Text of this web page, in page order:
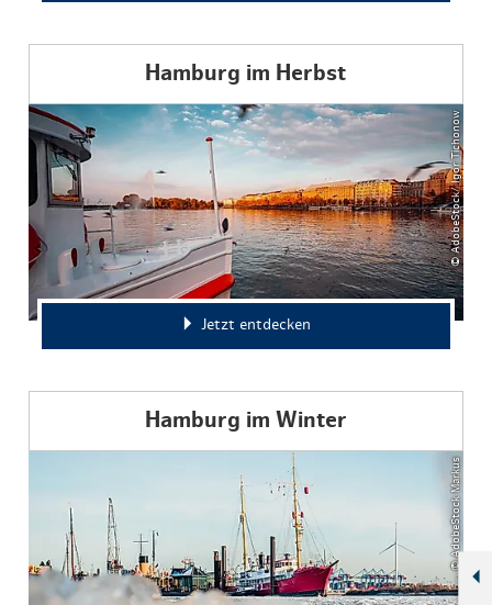
Hamburg im Herbst
© AdobeStock/ Igor Tichonow
Jetzt entdecken
Hamburg im Winter
© AdobeStock Markus